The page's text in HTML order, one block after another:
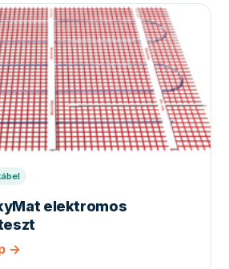
elektromos
→